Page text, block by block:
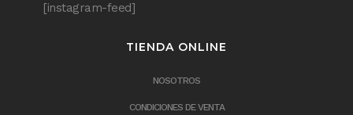
[instagram-feed]
TIENDA ONLINE
NOSOTROS
CONDICIONES DE VENTA